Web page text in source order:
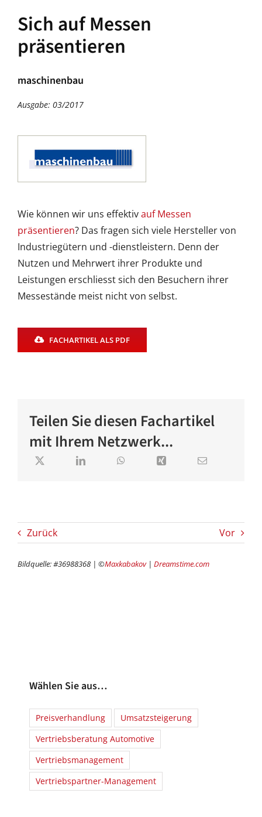
Sich auf Messen
präsentieren
maschinenbau
Ausgabe: 03/2017
Wie können wir uns effektivauf Messen
präsentieren? Das fragen sich viele Hersteller von
Industriegütern und -dienstleistern. Denn der
Nutzen und Mehrwert ihrer Produkte und
Leistungen erschliesst sich den Besuchern ihrer
Messestände meist nicht von selbst.
FACHARTIKEL ALS PDF
Teilen Sie diesen Fachartikel
mit Ihrem Netzwerk...
Zurück Vor
Bildquelle: #36988368 | ©Maxkabakov| Dreamstime.com
Wählen Sie aus…
Preisverhandlung
Umsatzsteigerung
Vertriebsberatung Automotive
Vertriebsmanagement
Vertriebspartner-Management